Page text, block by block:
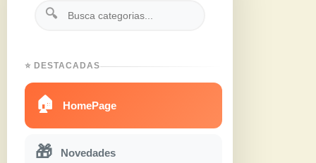
🔍
⭐ DESTACADAS
🏠 HomePage
🎁 Novedades